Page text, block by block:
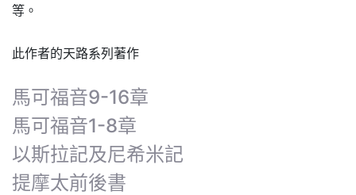
等。
此作者的天路系列著作
馬可福音9-16章
馬可福音1-8章
以斯拉記及尼希米記
提摩太前後書